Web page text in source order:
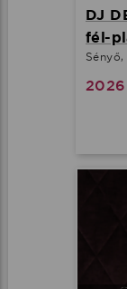
DJ
fél-